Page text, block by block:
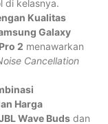
di kelasnya.
Kualitas
Galaxy
2 menawarkan
Cancellation
Harga
Wave Buds dan